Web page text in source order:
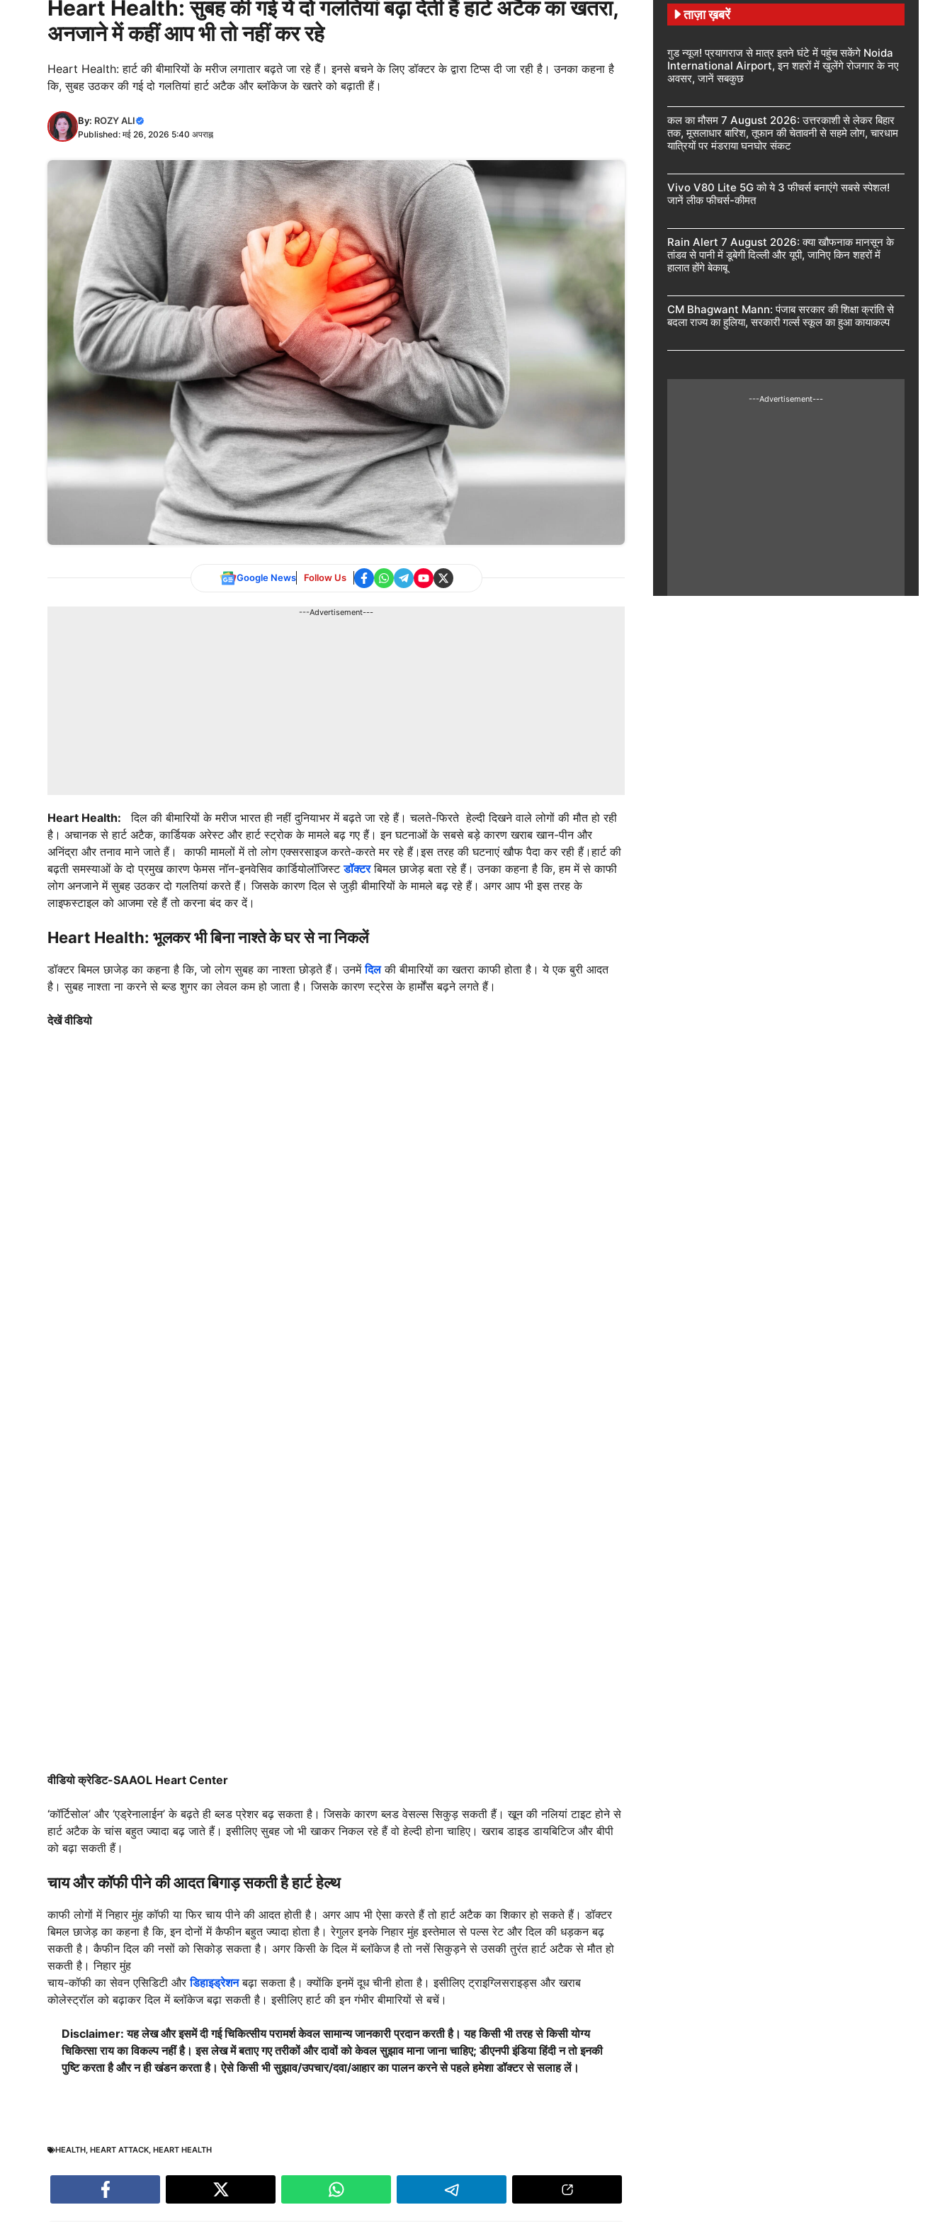
Heart Health: सुबह की गई ये दो गलतियां बढ़ा देती हैं हार्ट अटैक का खतरा,
अनजाने में कहीं आप भी तो नहीं कर रहे
Heart Health: हार्ट की बीमारियों के मरीज लगातार बढ़ते जा रहे हैं। इनसे बचने के लिए डॉक्टर के द्वारा टिप्स दी जा रही है। उनका कहना है
कि, सुबह उठकर की गई दो गलतियां हार्ट अटैक और ब्लॉकेज के खतरे को बढ़ाती हैं।
By: ROZY ALI
Published: मई 26, 2026 5:40 अपराह्न
Google News Follow Us
---Advertisement---
Heart Health:
दिल की बीमारियों के मरीज भारत ही नहीं दुनियाभर में बढ़ते जा रहे हैं। चलते-फिरते हेल्दी दिखने वाले लोगों की मौत हो रही
है। अचानक से हार्ट अटैक, कार्डियक अरेस्ट और हार्ट स्ट्रोक के मामले बढ़ गए हैं। इन घटनाओं के सबसे बड़े कारण खराब खान-पीन और
अनिंद्रा और तनाव माने जाते हैं। काफी मामलों में तो लोग एक्सरसाइज करते-करते मर रहे हैं।इस तरह की घटनाएं खौफ पैदा कर रही हैं।हार्ट की
बढ़ती समस्याओं के दो प्रमुख कारण फेमस नॉन-इनवेसिव कार्डियोलॉजिस्टडॉक्टरबिमल छाजेड़ बता रहे हैं। उनका कहना है कि, हम में से काफी
लोग अनजाने में सुबह उठकर दो गलतियां करते हैं। जिसके कारण दिल से जुड़ी बीमारियों के मामले बढ़ रहे हैं। अगर आप भी इस तरह के
लाइफस्टाइल को आजमा रहे हैं तो करना बंद कर दें।
Heart Health: भूलकर भी बिना नाश्ते के घर से ना निकलें
डॉक्टर बिमल छाजेड़ का कहना है कि, जो लोग सुबह का नाश्ता छोड़ते हैं। उनमेंदिल की बीमारियों का खतरा काफी होता है। ये एक बुरी आदत
है। सुबह नाश्ता ना करने से ब्ल्ड शुगर का लेवल कम हो जाता है। जिसके कारण स्ट्रेस के हार्मोंस बढ़ने लगते हैं।
देखें वीडियो
वीडियो क्रेडिट-SAAOL Heart Center
‘कॉर्टिसोल’ और ‘एड्रेनालाईन’ के बढ़ते ही ब्लड प्रेशर बढ़ सकता है। जिसके कारण ब्लड वेसल्स सिकुड़ सकती हैं। खून की नलियां टाइट होने से
हार्ट अटैक के चांस बहुत ज्यादा बढ़ जाते हैं। इसीलिए सुबह जो भी खाकर निकल रहे हैं वो हेल्दी होना चाहिए। खराब डाइड डायबिटिज और बीपी
को बढ़ा सकती हैं।
चाय और कॉफी पीने की आदत बिगाड़ सकती है हार्ट हेल्थ
काफी लोगों में निहार मुंह कॉफी या फिर चाय पीने की आदत होती है। अगर आप भी ऐसा करते हैं तो हार्ट अटैक का शिकार हो सकते हैं। डॉक्टर
बिमल छाजेड़ का कहना है कि, इन दोनों में कैफीन बहुत ज्यादा होता है। रेगुलर इनके निहार मुंह इस्तेमाल से पल्स रेट और दिल की धड़कन बढ़
सकती है। कैफीन दिल की नसों को सिकोड़ सकता है। अगर किसी के दिल में ब्लॉकेज है तो नसें सिकुड़ने से उसकी तुरंत हार्ट अटैक से मौत हो
सकती है। निहार मुंह
चाय-कॉफी का सेवन एसिडिटी औरडिहाइड्रेशनबढ़ा सकता है। क्योंकि इनमें दूध चीनी होता है। इसीलिए ट्राइग्लिसराइड्स और खराब
कोलेस्ट्रॉल को बढ़ाकर दिल में ब्लॉकेज बढ़ा सकती है। इसीलिए हार्ट की इन गंभीर बीमारियों से बचें।
Disclaimer: यह लेख और इसमें दी गई चिकित्सीय परामर्श केवल सामान्य जानकारी प्रदान करती है। यह किसी भी तरह से किसी योग्य
चिकित्सा राय का विकल्प नहीं है। इस लेख में बताए गए तरीकों और दावों को केवल सुझाव माना जाना चाहिए; डीएनपी इंडिया हिंदी न तो इनकी
पुष्टि करता है और न ही खंडन करता है। ऐसे किसी भी सुझाव/उपचार/दवा/आहार का पालन करने से पहले हमेशा डॉक्टर से सलाह लें।
HEALTH, HEART ATTACK, HEART HEALTH
ताज़ा ख़बरें
गुड न्यूज! प्रयागराज से मात्र इतने घंटे में पहुंच सकेंगे Noida
International Airport, इन शहरों में खुलेंगे रोजगार के नए
अवसर, जानें सबकुछ
कल का मौसम 7 August 2026: उत्तरकाशी से लेकर बिहार
तक, मूसलाधार बारिश, तूफान की चेतावनी से सहमे लोग, चारधाम
यात्रियों पर मंडराया घनघोर संकट
Vivo V80 Lite 5G को ये 3 फीचर्स बनाएंगे सबसे स्पेशल!
जानें लीक फीचर्स-कीमत
Rain Alert 7 August 2026: क्या खौफनाक मानसून के
तांडव से पानी में डूबेगी दिल्ली और यूपी, जानिए किन शहरों में
हालात होंगे बेकाबू
CM Bhagwant Mann: पंजाब सरकार की शिक्षा क्रांति से
बदला राज्य का हुलिया, सरकारी गर्ल्स स्कूल का हुआ कायाकल्प
---Advertisement---